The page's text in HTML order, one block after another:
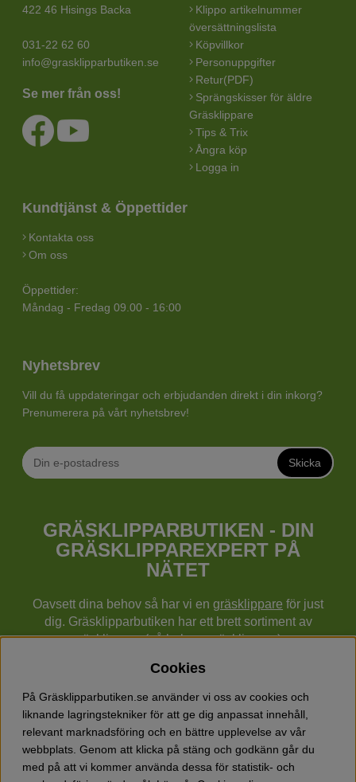
422 46 Hisings Backa
031-22 62 60
info@grasklipparbutiken.se
Se mer från oss!
Klippo artikelnummer
översättningslista
Köpvillkor
Personuppgifter
Retur(PDF)
Sprängskisser för äldre
Gräsklippare
Tips & Trix
Ångra köp
Logga in
Kundtjänst & Öppettider
Kontakta oss
Om oss
Öppettider:
Måndag - Fredag 09.00 - 16:00
Nyhetsbrev
Vill du få uppdateringar och erbjudanden direkt i din inkorg?
Prenumerera på vårt nyhetsbrev!
Skicka
GRÄSKLIPPARBUTIKEN - DIN
GRÄSKLIPPAREXPERT PÅ
NÄTET
Oavsett dina behov så har vi en gräsklippare för just
dig. Gräsklipparbutiken har ett brett sortiment av
gräsklippare (gå bakom gräsklippare),
cylindergräsklippare, traktorer mm från Husqvarna,
Klippo och Gardena.
Utöver gräsklippare finns också ett brett sortiment hos
Gräsklipparbutiken med skog & trädgårdsprodukter så
som grästrimmers, röjsågar, motorsågar, häcksaxar,
jordfräsar, lövblåsar, snöslungor, vertikalskärare, elverk,
Cookies
På Gräsklipparbutiken.se använder vi oss av cookies och
liknande lagringstekniker för att ge dig anpassat innehåll,
relevant marknadsföring och en bättre upplevelse av vår
webbplats. Genom att klicka på stäng och godkänn går du
med på att vi kommer använda dessa för statistik- och